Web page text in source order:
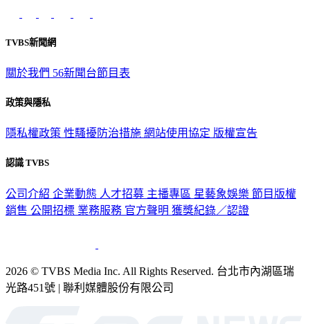
TVBS新聞網
關於我們 56新聞台節目表
政策與隱私
隱私權政策 性騷擾防治措施 網站使用協定 版權宣告
認識 TVBS
公司介紹 企業動態 人才招募 主播專區 星藝象娛樂 節目版權
銷售 公開招標 業務服務 官方聲明 獲獎紀錄／認證
2026 © TVBS Media Inc. All Rights Reserved. 台北市內湖區瑞
光路451號 | 聯利媒體股份有限公司